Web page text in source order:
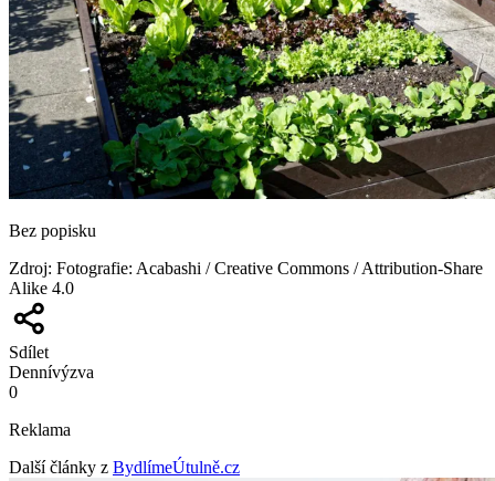
Bez popisku
Zdroj: Fotografie: Acabashi / Creative Commons / Attribution-Share
Alike 4.0
Sdílet
Dennívýzva
0
Reklama
Další články z BydlímeÚtulně.cz